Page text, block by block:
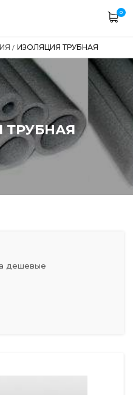
0
/ ИЗОЛЯЦИЯ ТРУБНАЯ
ТРУБНАЯ
дешевые